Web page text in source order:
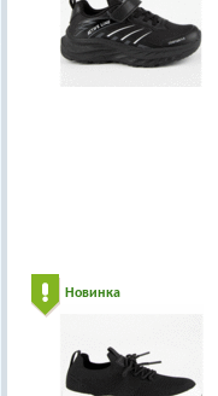
Новинка